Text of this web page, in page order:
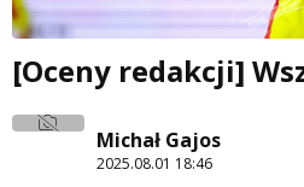
[Oceny redakcji]
Michał Gajos
2025.08.01 18:46